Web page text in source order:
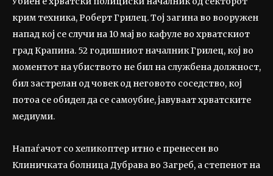
крим техника, Роберт Грилец. Тој загина во вооружен
напад кој се случи на 10 мај во кафуле во хрватскиот
град Крапина. 52 годишниот началник Грилец, кој во
моментот на убиството не бил на службена должност,
бил застрелан од човек од неговото соседство, кој
потоа се обидел да се самоубие, јавуваат хрватските
медиуми.
Напаѓачот со хеликоптер итно е пренесен во
Клиничката болница Дубрава во Загреб, а степенот на